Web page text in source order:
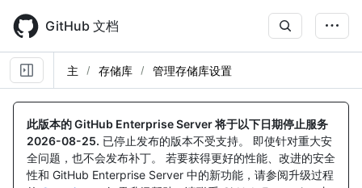
main
content
GitHub 文档
主 存储库 管理存储库设置
此版本的 GitHub Enterprise Server 将于以下日期停止服务
2026-08-25. 已停止发布的版本不受支持。 即使针对重大安
全问题，也不会发布补丁。 若要获得更好的性能、改进的安全
性和 GitHub Enterprise Server 中的新功能，请参阅升级过程